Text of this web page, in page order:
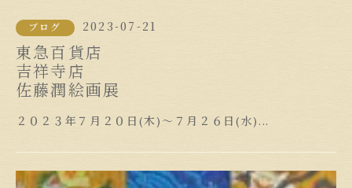
ブログ 2023-07-21
東急百貨店
吉祥寺店
佐藤潤絵画展
２０２３年７月２０日(木)～７月２６日(水)...